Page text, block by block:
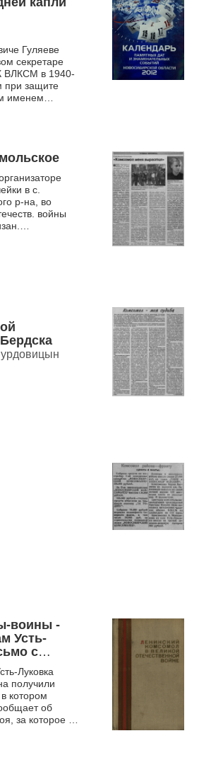
Гуляеве
секретаре
ВЛКСМ в 1940-
при защите
именем
в с.
р-на, во
войны
воины -
Усть-
с
Луковка
получили
котором
об
за которое их